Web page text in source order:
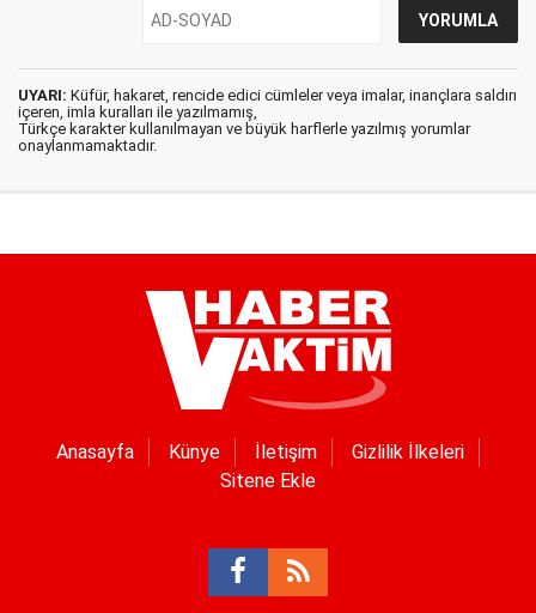
UYARI: Küfür, hakaret, rencide edici cümleler veya imalar, inançlara saldırı
içeren, imla kuralları ile yazılmamış,
Türkçe karakter kullanılmayan ve büyük harflerle yazılmış yorumlar
onaylanmamaktadır.
Anasayfa Künye İletişim
Gizlilik İlkeleri
Sitene Ekle